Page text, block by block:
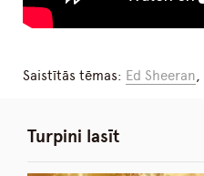
Saistītās tēmas: Ed Sheeran,
Turpini lasīt